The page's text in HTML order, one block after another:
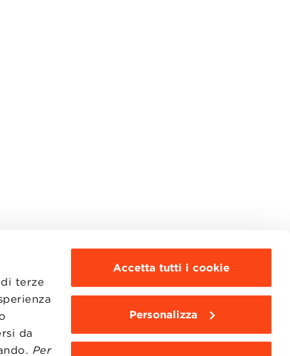
terze
da
Per
Accetta tutti i cookie
Personalizza
WEBMAIL
BBS COMMUNITY PORTAL
PRESS